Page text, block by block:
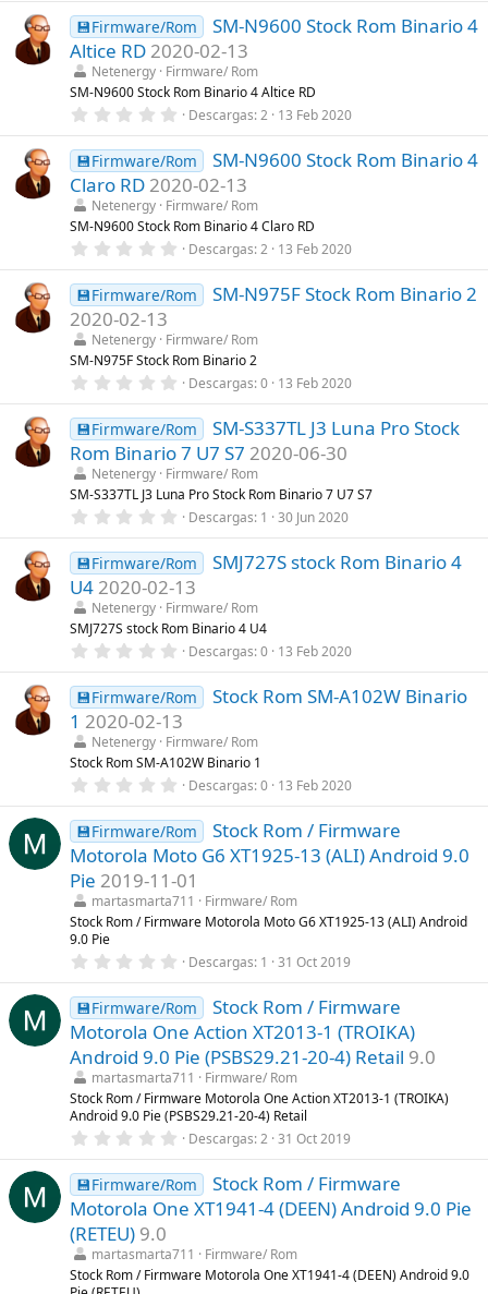
a
(
s
)
0
0
e
s
t
r
e
l
a
(
s
)
💾Firmware/Rom
SM-N9600 Stock Rom Binario 4
Altice RD 2020-02-13
Netenergy Firmware/ Rom
SM-N9600 Stock Rom Binario 4 Altice RD
0
0
0
e
s
t
r
e
l
a
(
s
Descargas 2 13 Feb 2020
💾Firmware/Rom
SM-N9600 Stock Rom Binario 4
Claro RD 2020-02-13
Netenergy Firmware/ Rom
SM-N9600 Stock Rom Binario 4 Claro RD
0
0
0
e
t
r
e
l
a
(
s
Descargas 2 13 Feb 2020
💾Firmware/Rom
SM-N975F Stock Rom Binario 2
2020-02-13
Netenergy Firmware/ Rom
SM-N975F Stock Rom Binario 2
0
0
0
e
s
t
r
e
l
a
(
s
)
Descargas 0 13 Feb 2020
💾Firmware/Rom
SM-S337TL J3 Luna Pro Stock
Rom Binario 7 U7 S7 2020-06-30
Netenergy Firmware/ Rom
SM-S337TL J3 Luna Pro Stock Rom Binario 7 U7 S7
0
0
0
e
s
t
r
e
l
a
(
s
)
Descargas 1 30 Jun 2020
💾Firmware/Rom
SMJ727S stock Rom Binario 4
U4 2020-02-13
Netenergy Firmware/ Rom
SMJ727S stock Rom Binario 4 U4
0
0
0
e
s
t
r
e
l
a
(
s
)
Descargas 0 13 Feb 2020
💾Firmware/Rom
Stock Rom SM-A102W Binario
1 2020-02-13
Netenergy Firmware/ Rom
Stock Rom SM-A102W Binario 1
0
0
0
e
s
t
r
e
l
s
)
Descargas 0 13 Feb 2020
💾Firmware/Rom
Stock Rom / Firmware
Motorola Moto G6 XT1925-13 (ALI) Android 9.0
Pie 2019-11-01
martasmarta711
Firmware/ Rom
Stock Rom / Firmware Motorola Moto G6 XT1925-13 (ALI) Android
9.0 Pie
0
0
0
e
s
t
r
e
l
l
a
s
)
Descargas 1 31 Oct 2019
💾Firmware/Rom
Stock Rom / Firmware
Motorola One Action XT2013-1 (TROIKA)
Android 9.0 Pie (PSBS29.21-20-4) Retail 9.0
martasmarta711
Firmware/ Rom
Stock Rom / Firmware Motorola One Action XT2013-1 (TROIKA)
Android 9.0 Pie (PSBS29.21-20-4) Retail
0
0
0
e
s
e
l
Descargas 2 31 Oct 2019
💾Firmware/Rom
Stock Rom / Firmware
Motorola One XT1941-4 (DEEN) Android 9.0 Pie
(RETEU) 9.0
martasmarta711
Firmware/ Rom
Stock Rom / Firmware Motorola One XT1941-4 (DEEN) Android 9.0